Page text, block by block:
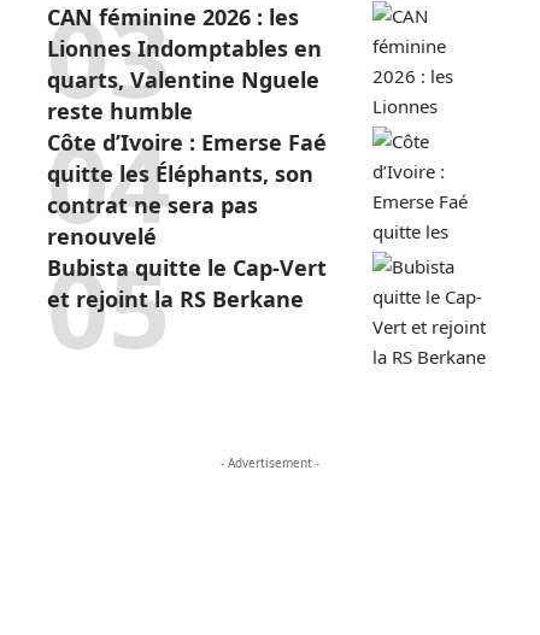
CAN féminine 2026 : les
Lionnes Indomptables en
quarts, Valentine Nguele
reste humble
Côte d’Ivoire : Emerse Faé
quitte les Éléphants, son
contrat ne sera pas
renouvelé
Bubista quitte le Cap-Vert
et rejoint la RS Berkane
- Advertisement -